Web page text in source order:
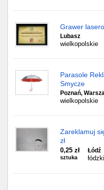
Grawer
Lubasz
wielkopolskie
Parasole
Smycze
Poznań,
wielkopolskie
Zareklamuj
zł
0,25 zł
sztuka
Łódź